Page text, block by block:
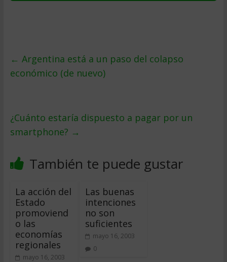
← Argentina está a un paso del colapso
económico (de nuevo)
¿Cuánto estaría dispuesto a pagar por un
smartphone? →
También te puede gustar
La acción del
Estado
promoviend
o las
economías
regionales
mayo 16, 2003
Las buenas
intenciones
no son
suficientes
mayo 16, 2003
0